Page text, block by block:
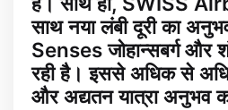
साथ नया लंबी दूरी का
Senses जोहान्सबर्ग और
रही है। इससे अधिक से
और अद्यतन यात्रा